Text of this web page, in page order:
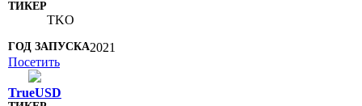
TKO
2021
Посетить
TrueUSD